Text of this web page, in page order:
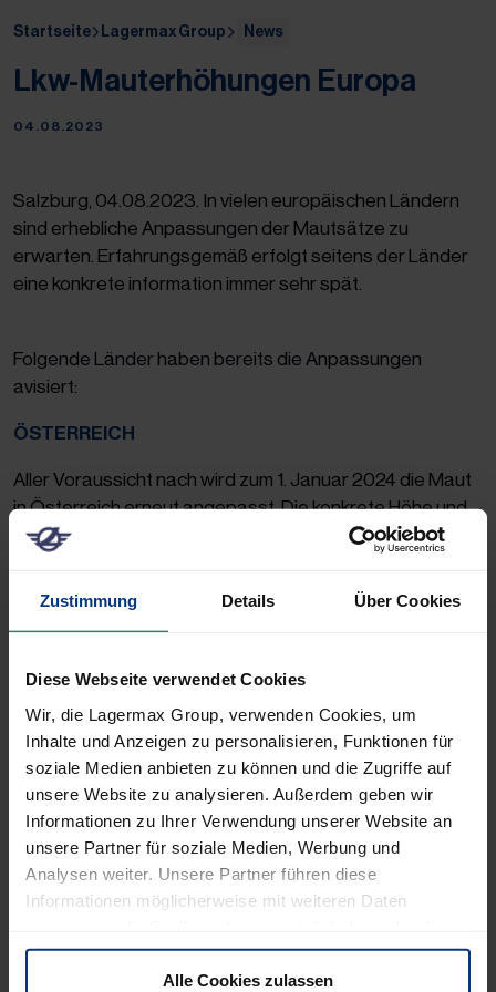
Zustimmung Details Über Cookies
Diese Webseite verwendet Cookies
Wir, die Lagermax Group, verwenden Cookies, um
Inhalte und Anzeigen zu personalisieren, Funktionen für
soziale Medien anbieten zu können und die Zugriffe auf
unsere Website zu analysieren. Außerdem geben wir
Informationen zu Ihrer Verwendung unserer Website an
unsere Partner für soziale Medien, Werbung und
Analysen weiter. Unsere Partner führen diese
Informationen möglicherweise mit weiteren Daten
sie im Rahmen Ihrer Nutzung der Dienste gesammelt
haben. Sie können selbst entscheiden, welche Cookies
Alle Cookies zulassen
Startseite Lagermax Group News
Lkw-Mauterhöhungen Europa
04.08.2023
Salzburg, 04.08.2023. In vielen europäischen Ländern
sind erhebliche Anpassungen der Mautsätze zu
erwarten. Erfahrungsgemäß erfolgt seitens der Länder
eine konkrete information immer sehr spät.
Folgende Länder haben bereits die Anpassungen
avisiert:
ÖSTERREICH
Aller Voraussicht nach wird zum 1. Januar 2024 die Maut
in Österreich erneut angepasst. Die konkrete Höhe und
das tatsächliche Datum sind noch nicht verabschiedet.
Die Bundesregierung wird mit Planungsdatum 1.
von € 200 pro emittierter Tonne CO2 komplett
ausschöpfen. Dies entspricht nahezu einer
Verdoppelung der Maut. Die parlamentarische
Verabschiedung über das tatsächliche Datum und die
konkrete Höhe ist erst für Ende Oktober/Anfang
November terminiert.
BULGARIEN
Der bulgarische Ministerrat hat per 22.Juni 2022 eine
Änderung der Verordnung 370/2019 beschlossen, in der
die Maut per 1. Juli 2022 erhöht und eine weitere